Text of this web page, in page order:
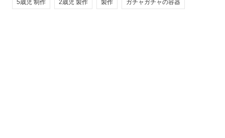
5歳児 制作 2歳児 製作 製作 ガチャガチャの容器